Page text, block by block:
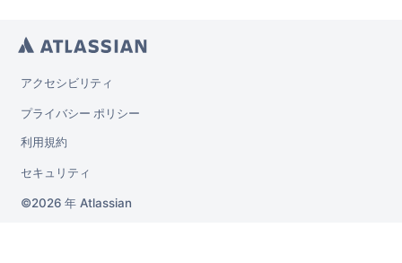
アクセシビリティ
プライバシー ポリシー
利用規約
セキュリティ
2026 年 Atlassian